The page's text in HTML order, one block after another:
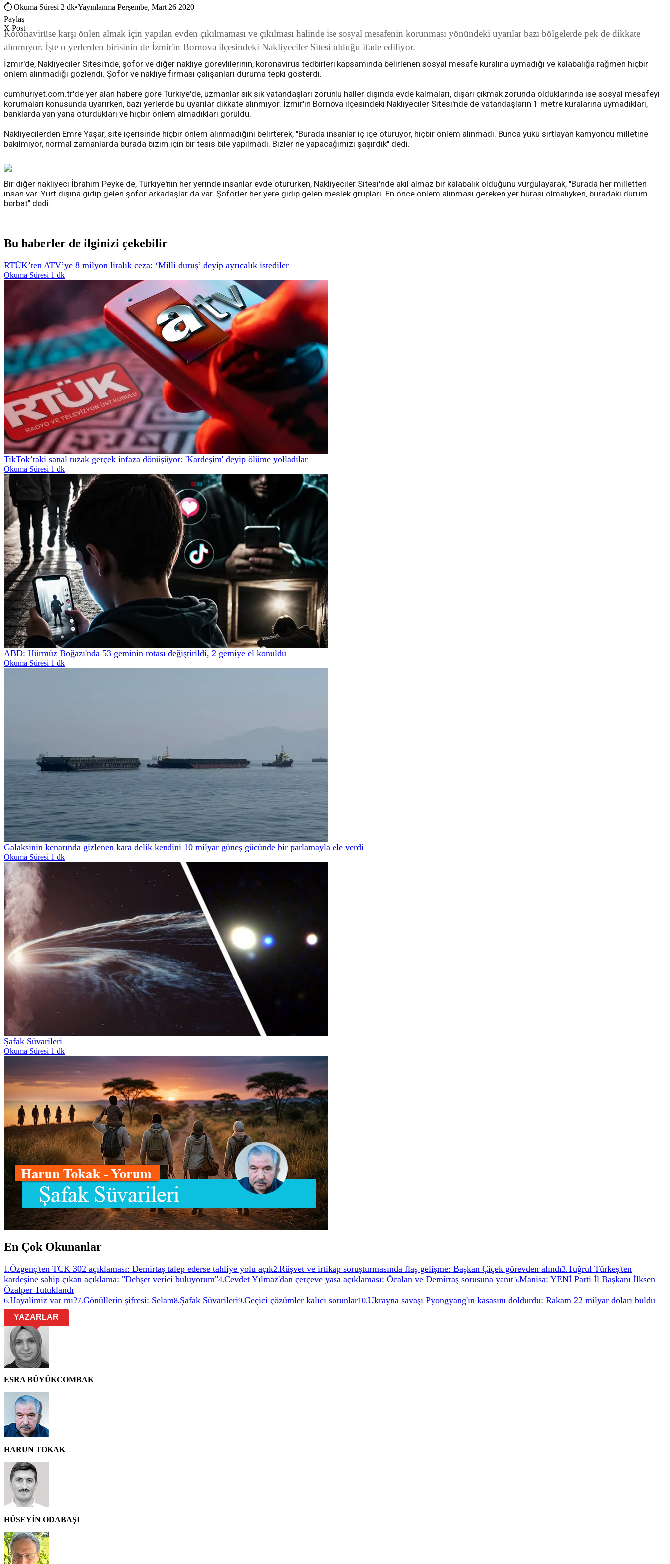
⏱ Okuma Süresi 2 dk•Yayınlanma Perşembe, Mart 26 2020
Paylaş
X Post
Koronavirüse karşı önlen almak için yapılan evden çıkılmaması ve çıkılması halinde ise sosyal mesafenin korunması yönündeki uyarılar bazı bölgelerde pek de dikkate
alınmıyor. İşte o yerlerden birisinin de İzmir'in Bornova ilçesindeki Nakliyeciler Sitesi olduğu ifade ediliyor.
İzmir'de, Nakliyeciler Sitesi'nde, şoför ve diğer nakliye görevlilerinin, koronavirüs tedbirleri kapsamında belirlenen sosyal mesafe kuralına uymadığı ve kalabalığa rağmen hiçbir
önlem alınmadığı gözlendi. Şoför ve nakliye firması çalışanları duruma tepki gösterdi.
cumhuriyet.com.tr'de yer alan habere göre Türkiye'de, uzmanlar sık sık vatandaşları zorunlu haller dışında evde kalmaları, dışarı çıkmak zorunda olduklarında ise sosyal mesafeyi
korumaları konusunda uyarırken, bazı yerlerde bu uyarılar dikkate alınmıyor. İzmir'in Bornova ilçesindeki Nakliyeciler Sitesi'nde de vatandaşların 1 metre kuralarına uymadıkları,
banklarda yan yana oturdukları ve hiçbir önlem almadıkları görüldü.
Nakliyecilerden Emre Yaşar, site içerisinde hiçbir önlem alınmadığını belirterek, "Burada insanlar iç içe oturuyor, hiçbir önlem alınmadı. Bunca yükü sırtlayan kamyoncu milletine
bakılmıyor, normal zamanlarda burada bizim için bir tesis bile yapılmadı. Bizler ne yapacağımızı şaşırdık" dedi.
Bir diğer nakliyeci İbrahim Peyke de, Türkiye'nin her yerinde insanlar evde otururken, Nakliyeciler Sitesi'nde akıl almaz bir kalabalık olduğunu vurgulayarak, "Burada her milletten
insan var. Yurt dışına gidip gelen şoför arkadaşlar da var. Şoförler her yere gidip gelen meslek grupları. En önce önlem alınması gereken yer burası olmalıyken, buradaki durum
berbat" dedi.
Bu haberler de ilginizi çekebilir
RTÜK’ten ATV’ye 8 milyon liralık ceza: ‘Milli duruş’ deyip ayrıcalık istediler
Okuma Süresi 1 dk
TikTok’taki sanal tuzak gerçek infaza dönüşüyor: 'Kardeşim' deyip ölüme yolladılar
Okuma Süresi 1 dk
ABD: Hürmüz Boğazı'nda 53 geminin rotası değiştirildi, 2 gemiye el konuldu
Okuma Süresi 1 dk
Galaksinin kenarında gizlenen kara delik kendini 10 milyar güneş gücünde bir parlamayla ele verdi
Okuma Süresi 1 dk
Şafak Süvarileri
Okuma Süresi 1 dk
En Çok Okunanlar
1 .Özgenç'ten TCK 302 açıklaması: Demirtaş talep ederse tahliye yolu açık2.Rüşvet ve irtikap soruşturmasında flaş gelişme: Başkan Çiçek görevden alındı3.Tuğrul Türkeş'ten
kardeşine sahip çıkan açıklama: "Dehşet verici buluyorum"4.Cevdet Yılmaz'dan çerçeve yasa açıklaması: Öcalan ve Demirtaş sorusuna yanıt5.Manisa: YENİ Parti İl Başkanı İlksen
Özalper Tutuklandı
6.Hayalimiz var mı?7.Gönüllerin şifresi: Selam8.Şafak Süvarileri9.Geçici çözümler kalıcı sorunlar10.Ukrayna savaşı Pyongyang'ın kasasını doldurdu: Rakam 22 milyar doları buldu
YAZARLAR
ESRA BÜYÜKCOMBAK
HARUN TOKAK
HÜSEYİN ODABAŞI